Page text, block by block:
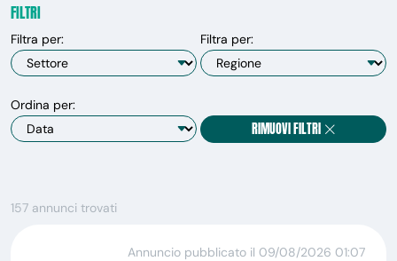
FILTRI
Filtra per: Filtra per:
Ordina per:
RIMUOVI FILTRI
157 annunci trovati
Annuncio pubblicato il 09/08/2026 01:07